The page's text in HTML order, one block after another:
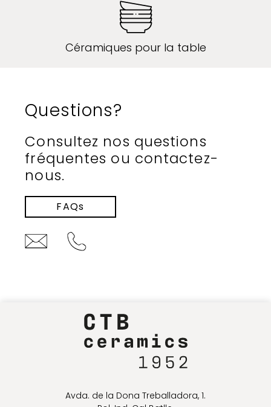
Céramiques pour la table
Questions?
Consultez nos questions
fréquentes ou contactez-
nous.
FAQs
Avda. de la Dona Treballadora, 1.